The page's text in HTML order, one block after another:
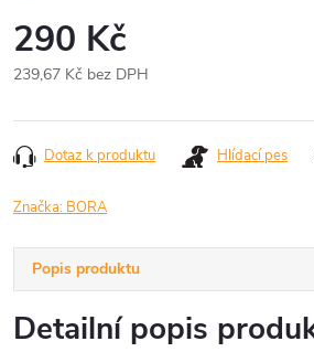
290 Kč
239,67 Kč bez DPH
cena:
Dotaz k produktu Hlídací pes
Značka: BORA
Popis produktu
Detailní popis